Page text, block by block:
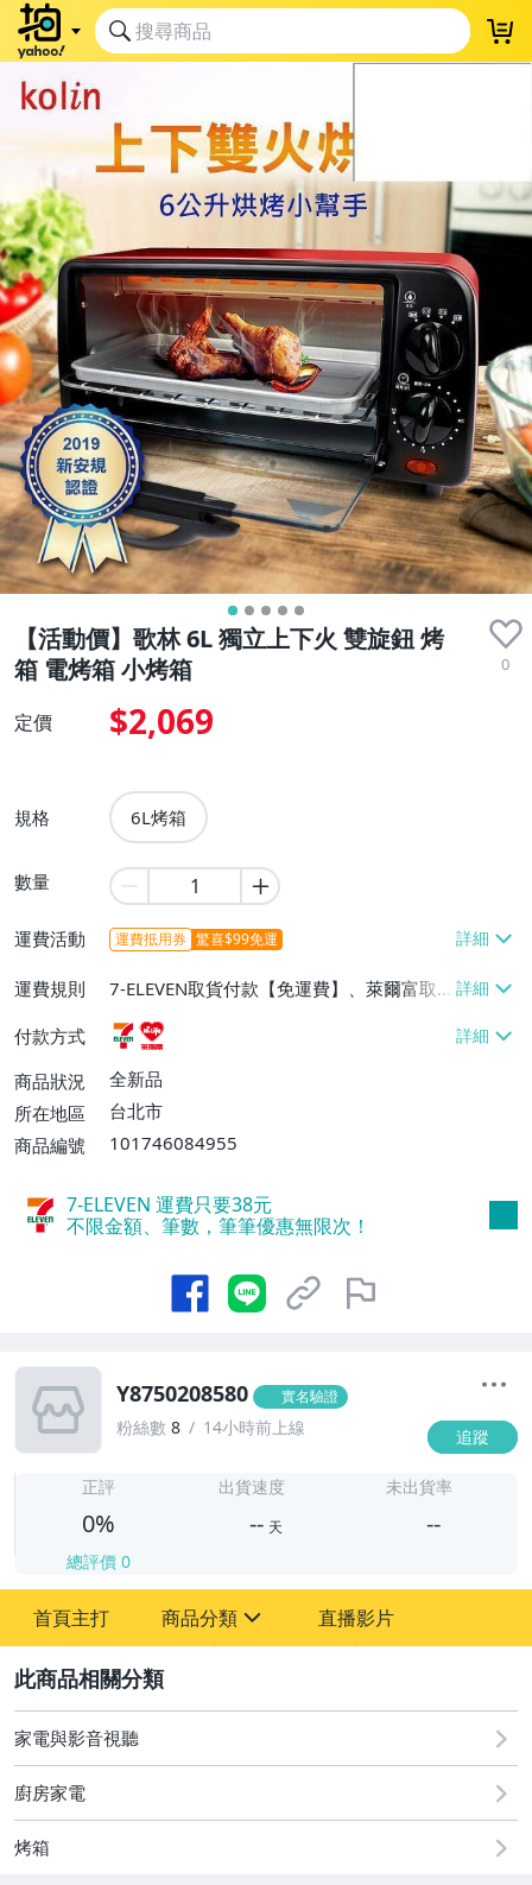
【活動價】歌林 6L 獨立上下火 雙旋鈕 烤
箱 電烤箱 小烤箱
0
定價 $2,069
規格 6L烤箱
數量
運費活動 運費抵用券 驚喜$99免運
運費規則
7-ELEVEN取貨付款【免運費】、萊爾富取
貨付款【免運費】
付款方式
商品狀況
全新品
所在地區
台北市
商品編號
101746084955
7-ELEVEN 運費只要38元
不限金額、筆數，筆筆優惠無限次！
Y8750208580 實名驗證
粉絲數 8 14小時前上線 追蹤
正評
0%
總評價 0
出貨速度
-- 天
未出貨率
--
首頁主打 商品分類
圖書/影音/文具
古董、藝術與礦石
手機、配件與通訊
直播影片
家電與影音視聽
廚房家電
烤箱